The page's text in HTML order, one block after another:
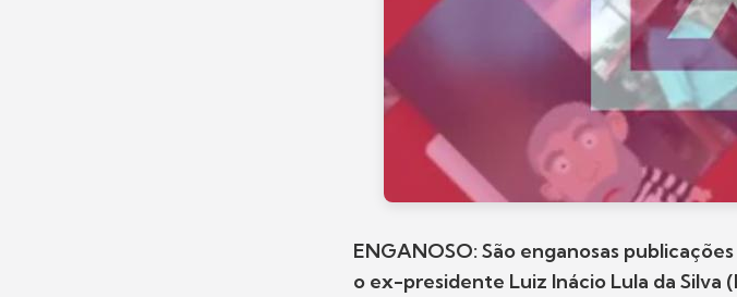
ENGANOSO: São enganosas
o ex-presidente Luiz Inácio Lula da Silva